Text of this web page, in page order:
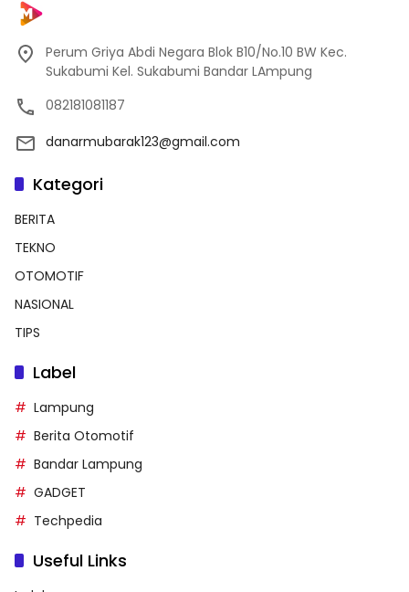
Perum Griya Abdi Negara Blok B10/No.10 BW Kec.
Sukabumi Kel. Sukabumi Bandar LAmpung
082181081187
danarmubarak123@gmail.com
Kategori
BERITA
TEKNO
OTOMOTIF
NASIONAL
TIPS
Label
Lampung
Berita Otomotif
Bandar Lampung
GADGET
Techpedia
Useful Links